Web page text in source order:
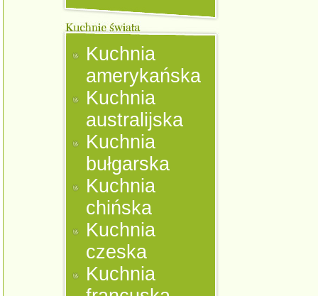
Kuchnia
amerykańska
Kuchnia
australijska
Kuchnia
bułgarska
Kuchnia
chińska
Kuchnia
czeska
Kuchnia